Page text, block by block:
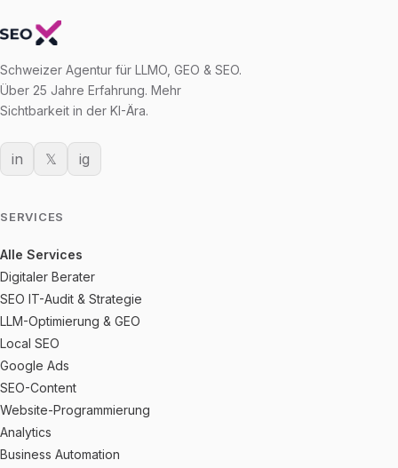
Schweizer Agentur für LLMO, GEO & SEO.
Über 25 Jahre Erfahrung. Mehr
Sichtbarkeit in der KI-Ära.
in 𝕏 ig
SERVICES
Alle Services
Digitaler Berater
SEO IT-Audit & Strategie
LLM-Optimierung & GEO
Local SEO
Google Ads
SEO-Content
Website-Programmierung
Analytics
Business Automation